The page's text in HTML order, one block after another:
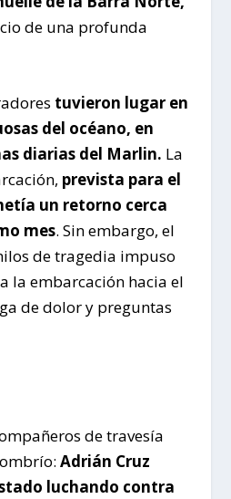
de una profunda
tuvieron lugar en
del océano, en
diarias del Marlin. La
prevista para el
un retorno cerca
mes. Sin embargo, el
de tragedia impuso
la embarcación hacia el
de dolor y preguntas
de travesía
Adrián Cruz
luchando contra